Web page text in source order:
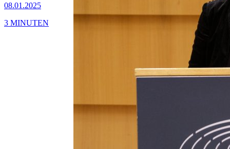
08.01.2025
3 MINUTEN